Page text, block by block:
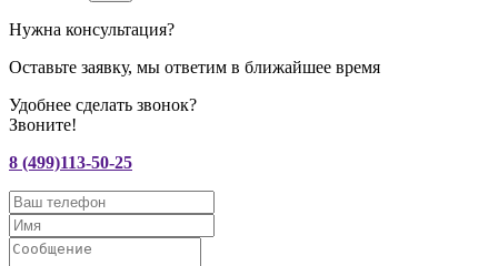
Нужна консультация?
Оставьте заявку, мы ответим в ближайшее время
Удобнее сделать звонок?
Звоните!
8 (499)113-50-25